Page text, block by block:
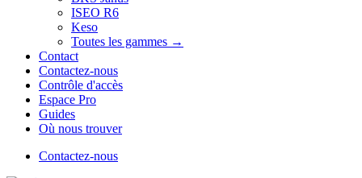
ISEO R6
Keso
Toutes les gammes →
Contact
Contactez-nous
Contrôle d'accès
Espace Pro
Guides
Où nous trouver
Contactez-nous